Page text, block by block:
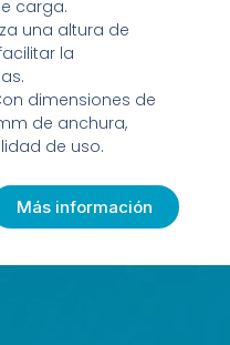
carga.
una altura de
la
dimensiones de
de anchura,
de uso.
Más información